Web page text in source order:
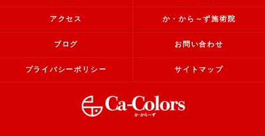
アクセス か・から～ず施術院
ブログ お問い合わせ
プライバシーポリシー サイトマップ